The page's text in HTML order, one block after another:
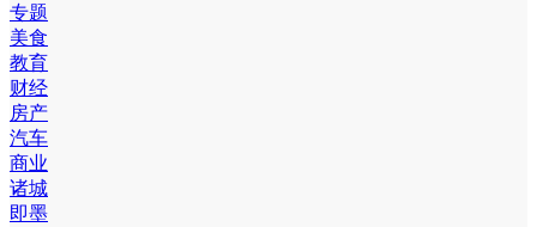
专题
美食
教育
财经
房产
汽车
商业
诸城
即墨